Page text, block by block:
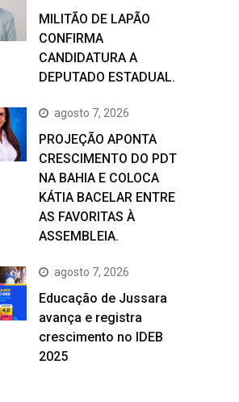
MILITÃO DE LAPÃO
CONFIRMA
CANDIDATURA A
DEPUTADO ESTADUAL.
agosto 7, 2026
PROJEÇÃO APONTA
CRESCIMENTO DO PDT
NA BAHIA E COLOCA
KÁTIA BACELAR ENTRE
AS FAVORITAS À
ASSEMBLEIA.
agosto 7, 2026
Educação de Jussara
avança e registra
crescimento no IDEB
2025